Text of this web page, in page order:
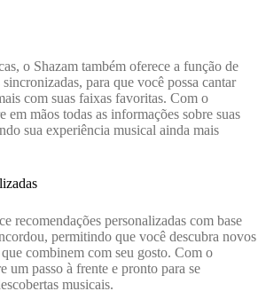
o Shazam também oferece a função de
para que você possa cantar
com suas faixas favoritas. Com o
em mãos todas as informações sobre suas
sua experiência musical ainda mais
recomendações personalizadas com base
permitindo que você descubra novos
combinem com seu gosto. Com o
um passo à frente e pronto para se
musicais.